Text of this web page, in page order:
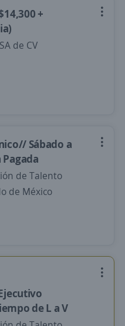
+
de CV
Sábado a
de Talento
de México
de L a V